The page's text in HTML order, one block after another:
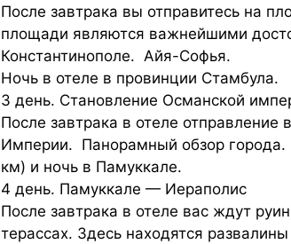
После завтрака вы отправитесь на
площади являются важнейшими
Константинополе. Айя-Софья.
Ночь в отеле в провинции Стамбула.
3 день. Становление Османской
После завтрака в отеле
Империи. Панорамный обзор
км) и ночь в Памуккале.
4 день. Памуккале — Иераполис
После завтрака в отеле вас ждут
терассах. Здесь находятся